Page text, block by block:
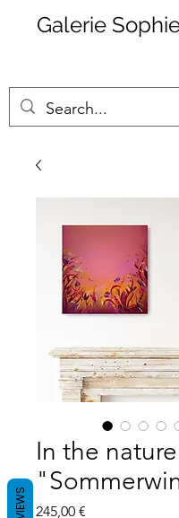
Galerie
In the
245,00 €